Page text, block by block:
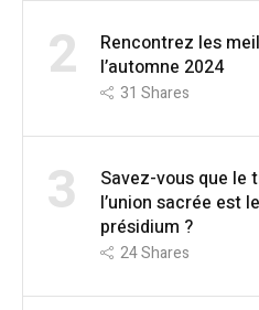
2
Rencontrez les
l’automne 2024
31 Shares
3
Savez-vous que le
l’union sacrée est
présidium ?
24Shares